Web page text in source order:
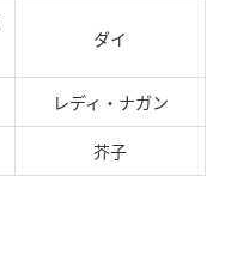
ダイ
レディ・ナガン
芥子